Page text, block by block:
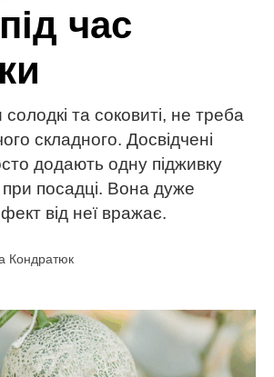
час
та соковиті, не треба
складного. Досвідчені
додають одну підживку
посадці. Вона дуже
від неї вражає.
Кондратюк